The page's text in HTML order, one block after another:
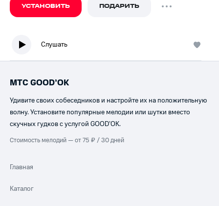
УСТАНОВИТЬ ПОДАРИТЬ
Слушать
МТС GOOD’OK
Удивите своих собеседников и настройте их на положительную
волну. Установите популярные мелодии или шутки вместо
скучных гудков с услугой GOOD’OK.
Стоимость мелодий — от 75 ₽ / 30 дней
Главная
Каталог